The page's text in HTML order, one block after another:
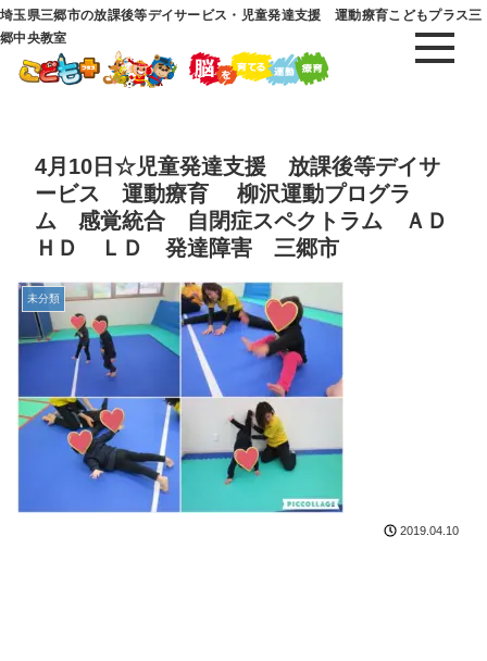
埼玉県三郷市の放課後等デイサービス・児童発達支援 運動療育こどもプラス三
郷中央教室
4月10日☆児童発達支援 放課後等デイサ
ービス 運動療育 柳沢運動プログラ
ム 感覚統合 自閉症スペクトラム ＡＤ
ＨＤ ＬＤ 発達障害 三郷市
未分類
2019.04.10